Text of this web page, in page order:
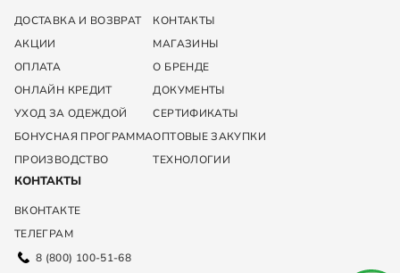
ДОСТАВКА И ВОЗВРАТ
АКЦИИ
ОПЛАТА
ОНЛАЙН КРЕДИТ
УХОД ЗА ОДЕЖДОЙ
БОНУСНАЯ ПРОГРАММА
ПРОИЗВОДСТВО
КОНТАКТЫ
МАГАЗИНЫ
О БРЕНДЕ
ДОКУМЕНТЫ
СЕРТИФИКАТЫ
ОПТОВЫЕ ЗАКУПКИ
ТЕХНОЛОГИИ
КОНТАКТЫ
ВКОНТАКТЕ
ТЕЛЕГРАМ
8 (800) 100-51-68